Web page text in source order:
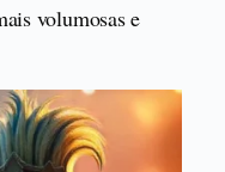
volumosas e